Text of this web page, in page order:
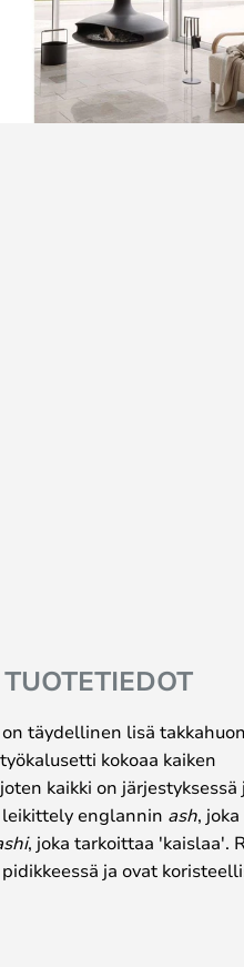
TUOTETIEDOT
täydellinen lisä
kokoaa kaiken
kaikki on järjestyksessä
englannin ash, joka
, joka tarkoittaa 'kaislaa'.
ja ovat
ruumiillistuma, joka
ne paikoillaan.